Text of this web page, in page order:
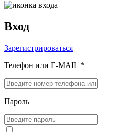
Вход
Зарегистрироваться
Телефон или E-MAIL *
Пароль